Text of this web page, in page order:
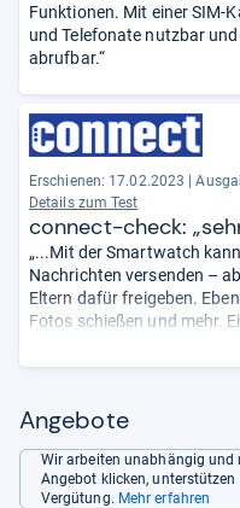
Funktionen. Mit einer SIM-
und Telefonate nutzbar
abrufbar.“
Erschienen: 17.02.2023 |
Details zum Test
connect-check:
„...Mit der Smartwatch
Nachrichten versenden –
Eltern dafür freigeben.
Fotos schießen und mehr.
den Eltern gefallen. So
zeigt ihren aktuellen
drücken können. ...“
Angebote
Wir arbeiten unabhängig und
Angebot klicken,
Vergütung. Mehr erfahren